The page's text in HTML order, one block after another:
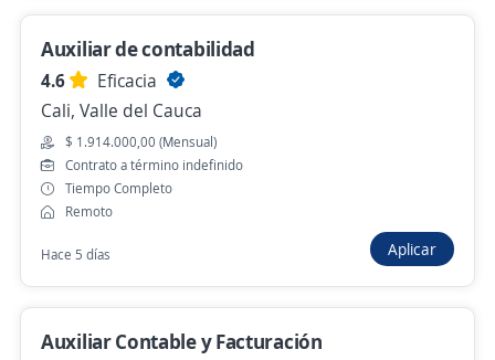
Bogotá, D.C., Bogotá, D.C.
$ 2.000.000,00 (Mensual)
Hace 2 horas
Auxiliar Comercial
4,4
Hace 2 horas
Auxiliar de contabilidad
4.6
Eficacia
Cali, Valle del Cauca
$ 1.914.000,00 (Mensual)
Contrato a término indefinido
Tiempo Completo
Remoto
Hace 5 días Aplicar
Auxiliar Contable y Facturación